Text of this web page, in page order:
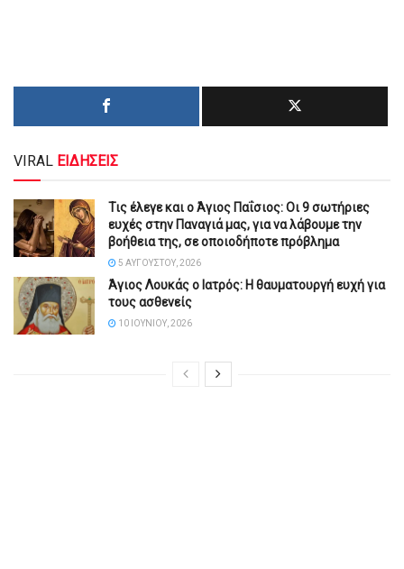
VIRAL ΕΙΔΗΣΕΙΣ
Τις έλεγε και ο Άγιος Παΐσιος: Οι 9 σωτήριες
ευχές στην Παναγιά μας, για να λάβουμε την
βοήθεια της, σε οποιοδήποτε πρόβλημα
5 ΑΥΓΟΎΣΤΟΥ, 2026
Άγιος Λουκάς ο Ιατρός: Η θαυματουργή ευχή για
τους ασθενείς
10 ΙΟΥΝΊΟΥ, 2026